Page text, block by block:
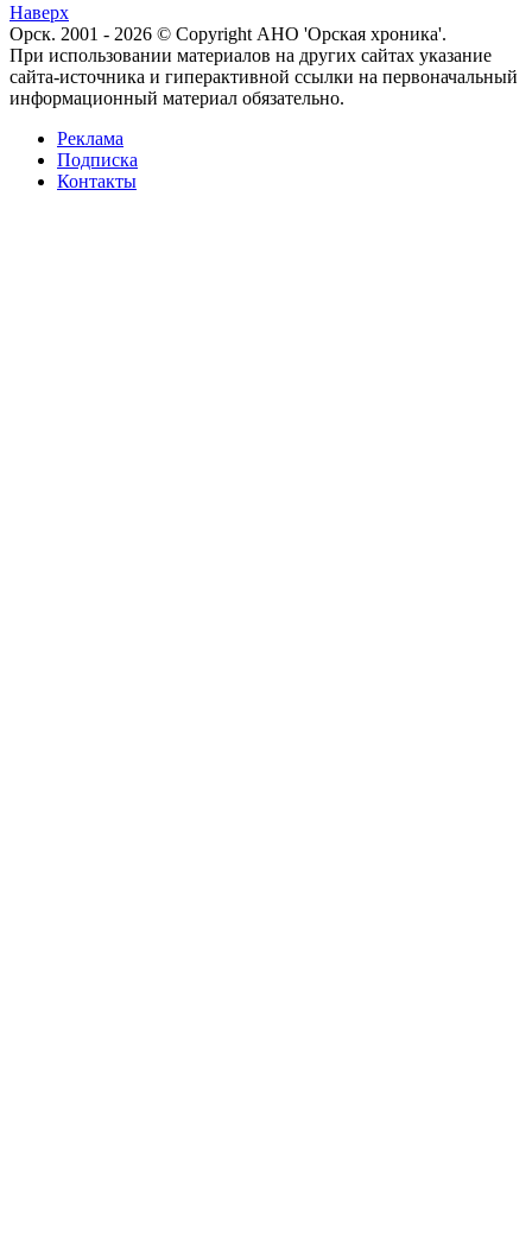
Наверх
Орск. 2001 - 2026 © Copyright АНО 'Орская хроника'.
При использовании материалов на других сайтах указание
сайта-источника и гиперактивной ссылки на первоначальный
информационный материал обязательно.
Реклама
Подписка
Контакты